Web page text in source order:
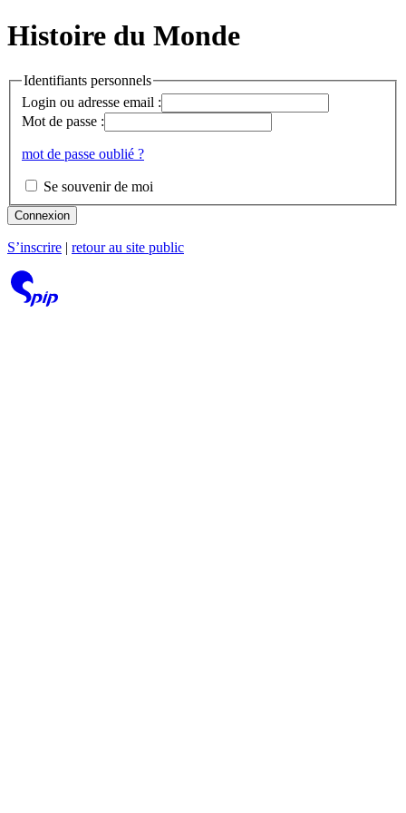
Histoire du Monde
Identifiants personnels
Login ou adresse email :
Mot de passe :
mot de passe oublié ?
Se souvenir de moi
Connexion
S’inscrire retour au site public